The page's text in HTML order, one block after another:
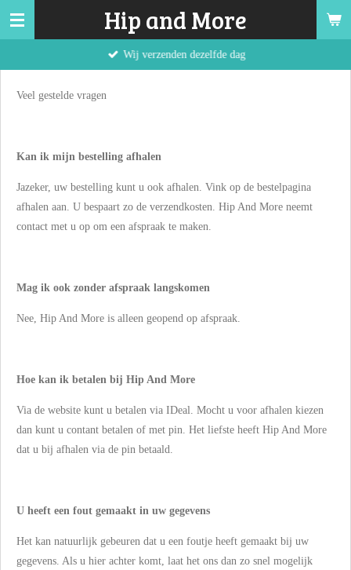
Ga
hoofdinhoud
Hip and More
Wij verzenden dezelfde dag
Veel gestelde vragen
Kan ik mijn bestelling afhalen
Jazeker, uw bestelling kunt u ook afhalen. Vink op de bestelpagina
afhalen aan. U bespaart zo de verzendkosten. Hip And More neemt
contact met u op om een afspraak te maken.
Mag ik ook zonder afspraak langskomen
Nee, Hip And More is alleen geopend op afspraak.
Hoe kan ik betalen bij Hip And More
Via de website kunt u betalen via IDeal. Mocht u voor afhalen kiezen
dan kunt u contant betalen of met pin. Het liefste heeft Hip And More
dat u bij afhalen via de pin betaald.
U heeft een fout gemaakt in uw gegevens
Het kan natuurlijk gebeuren dat u een foutje heeft gemaakt bij uw
gegevens. Als u hier achter komt, laat het ons dan zo snel mogelijk